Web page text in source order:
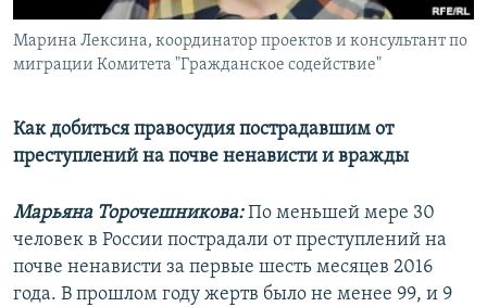
Все сайты РСЕ/РС
Марина Лексина, координатор проектов и консультант по
миграции Комитета "Гражданское содействие"
Как добиться правосудия пострадавшим от
преступлений на почве ненависти и вражды
Марьяна Торочешникова:По меньшей мере 30
человек в России пострадали от преступлений на
почве ненависти за первые шесть месяцев 2016
года. В прошлом году жертв было не менее 99, и 9